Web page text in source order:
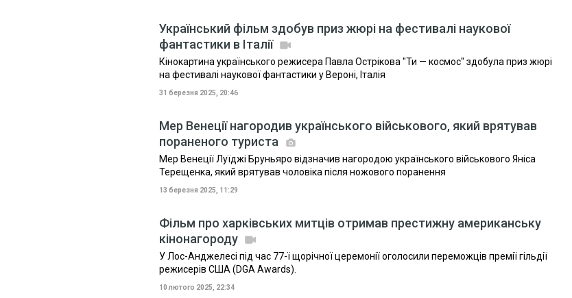
Український фільм здобув приз жюрі на фестивалі наукової
фантастики в Італії
Кінокартина українського режисера Павла Острікова "Ти — космос" здобула приз жюрі
на фестивалі наукової фантастики у Вероні, Італія
31 березня 2025, 20:46
Мер Венеції нагородив українського військового, який врятував
пораненого туриста
Мер Венеції Луїджі Бруньяро відзначив нагородою українського військового Яніса
Терещенка, який врятував чоловіка після ножового поранення
13 березня 2025, 11:29
Фільм про харківських митців отримав престижну американську
кінонагороду
У Лос-Анджелесі під час 77-ї щорічної церемонії оголосили переможців премії гільдії
режисерів США (DGA Awards).
10 лютого 2025, 22:34